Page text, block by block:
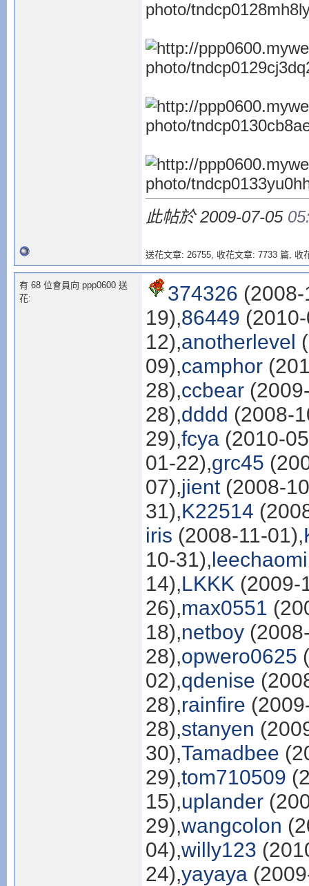
此帖於 2009-07-05
送花文章: 26755, 收花文章: 7733 篇, 收
有 68 位會員向 ppp0600 送
花:
374326
19),86449
12),anotherlevel
09),camphor
28),ccbear
28),dddd (2008-
29),fcya(2010-
01-22),grc45
07),jient(2008-
31),K22514
iris (2008-11-01),
10-31),
14),LKKK (2009-
26),max0551
18),netboy
28),opwero0625
02),qdenise
28),rainfire
28),stanyen
30),Tamadbee
29),tom710509
15),uplander
29),wangcolon
04),willy123
24),yayaya